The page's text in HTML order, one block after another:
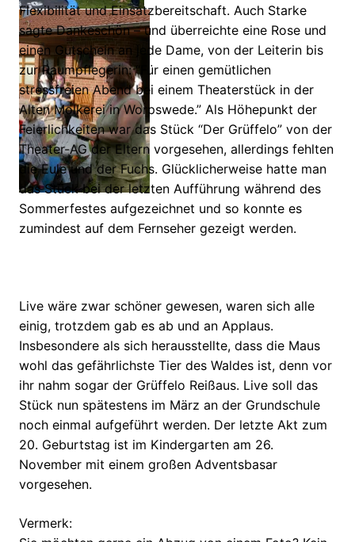
Flexibilität und Einsatzbereitschaft. Auch Starke
sagte Dankeschön – und überreichte eine Rose und
einen Gutschein an jede Dame, von der Leiterin bis
zur Raumpflegerin: “Für einen gemütlichen
stressfreien Abend bei einem Theaterstück in der
Alten Molkerei in Worpswede.” Als Höhepunkt der
Feierlichkeiten war das Stück “Der Grüffelo” von der
Theater-AG der Eltern vorgesehen, allerdings fehlten
die Eule und der Fuchs. Glücklicherweise hatte man
das Stück bei der letzten Aufführung während des
Sommerfestes aufgezeichnet und so konnte es
zumindest auf dem Fernseher gezeigt werden.
Live wäre zwar schöner gewesen, waren sich alle
einig, trotzdem gab es ab und an Applaus.
Insbesondere als sich herausstellte, dass die Maus
wohl das gefährlichste Tier des Waldes ist, denn vor
ihr nahm sogar der Grüffelo Reißaus. Live soll das
Stück nun spätestens im März an der Grundschule
noch einmal aufgeführt werden. Der letzte Akt zum
20. Geburtstag ist im Kindergarten am 26.
November mit einem großen Adventsbasar
vorgesehen.
Vermerk: